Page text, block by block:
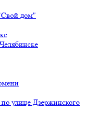
дом"
улице Дзержинского